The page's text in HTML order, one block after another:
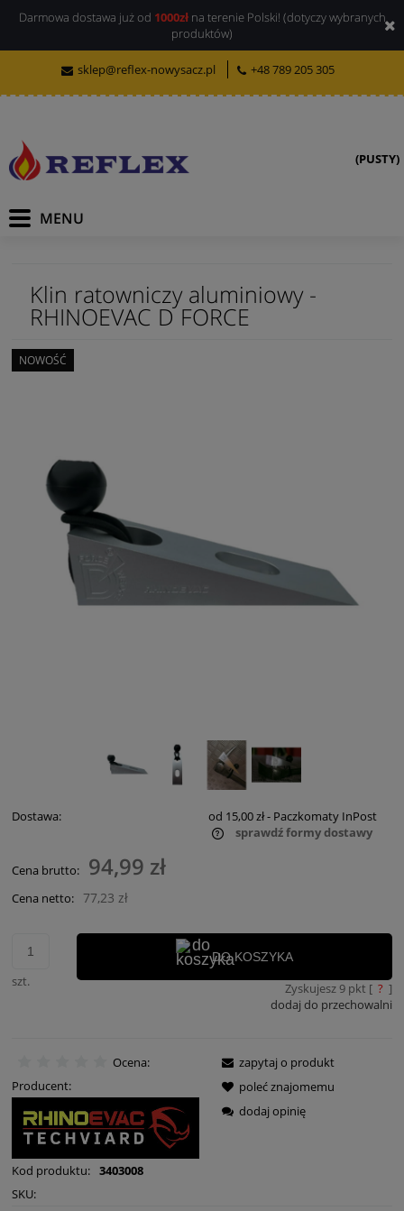
Darmowa dostawa już od 1000złna terenie Polski! (dotyczy wybranych
produktów)
sklep@reflex-nowysacz.pl +48 789 205 305
(PUSTY)
Klin ratowniczy aluminiowy -
RHINOEVAC D FORCE
NOWOŚĆ
Dostawa: od 15,00 zł- Paczkomaty InPost
sprawdź formy dostawy
Cena brutto: 94,99 zł
Cena netto: 77,23 zł
szt.
DO KOSZYKA
Zyskujesz 9pkt [ ? ]
dodaj do przechowalni
Ocena:
Producent:
Kod produktu: 3403008
SKU:
zapytaj o produkt
poleć znajomemu
dodaj opinię